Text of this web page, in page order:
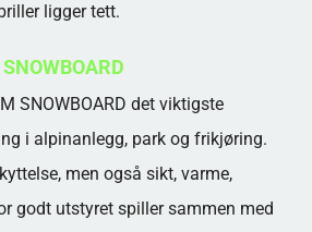
ligger tett.
SNOWBOARD
SNOWBOARD det viktigste
i alpinanlegg, park og frikjøring.
men også sikt, varme,
godt utstyret spiller sammen med